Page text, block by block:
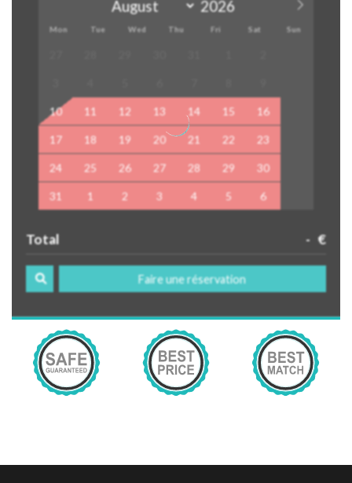
Mon Tue Wed Thu Fri Sat Sun
10 11 12 13 14 15 16
17 18 19 20 21 22 23
24 25 26 27 28 29 30
31 1 2 3 4 5 6
Total - €
Faire une réservation